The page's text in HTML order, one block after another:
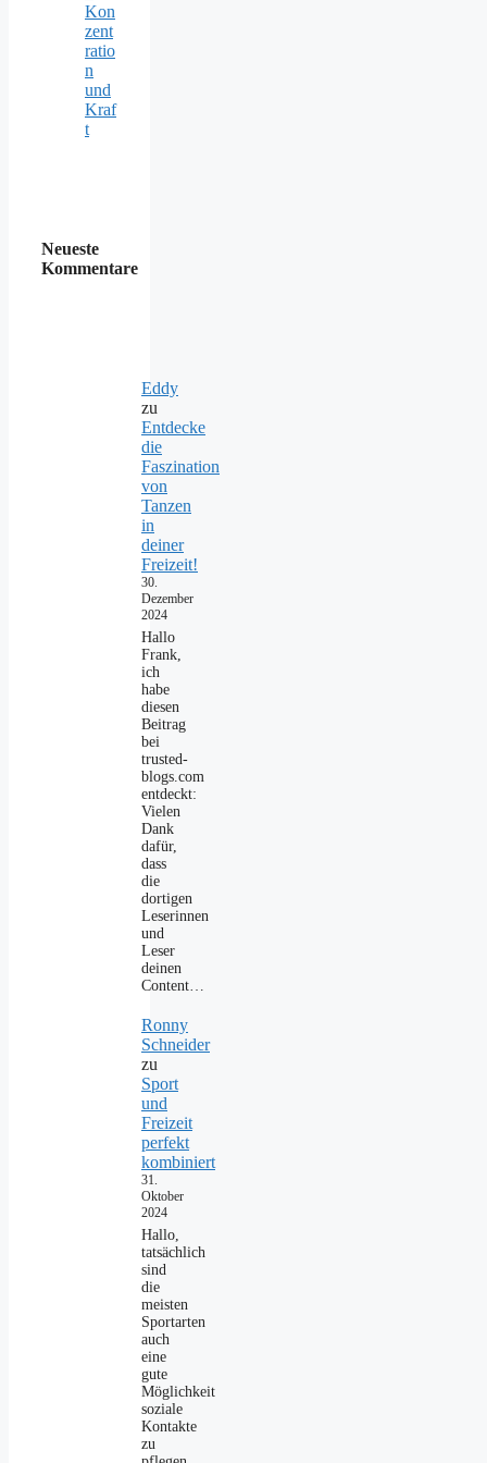
Kon
zent
ratio
n
und
Kraf
t
Neueste
Kommentare
Eddy
zu
Entdecke
die
Faszination
von
Tanzen
in
deiner
Freizeit!
30.
Dezember
2024
Hallo
Frank,
ich
habe
diesen
Beitrag
bei
trusted-
blogs.com
entdeckt:
Vielen
Dank
dafür,
dass
die
dortigen
Leserinnen
und
Leser
deinen
Content…
Ronny
Schneider
zu
Sport
und
Freizeit
perfekt
kombiniert
31.
Oktober
2024
Hallo,
tatsächlich
sind
die
meisten
Sportarten
auch
eine
gute
Möglichkeit
soziale
Kontakte
zu